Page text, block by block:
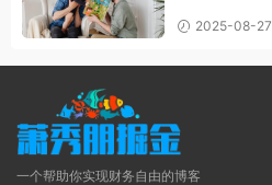
2025-08-27
一个帮助你实现财务自由的博客